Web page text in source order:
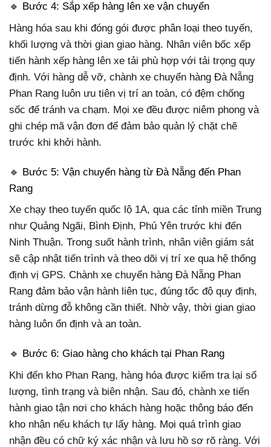
🔹 Bước 4: Sắp xếp hàng lên xe vận chuyển
Hàng hóa sau khi đóng gói được phân loại theo tuyến,
khối lượng và thời gian giao hàng. Nhân viên bốc xếp
tiến hành xếp hàng lên xe tải phù hợp với tải trọng quy
định. Với hàng dễ vỡ, chành xe chuyển hàng Đà Nẵng
Phan Rang luôn ưu tiên vị trí an toàn, có đệm chống
sốc để tránh va chạm. Mọi xe đều được niêm phong và
ghi chép mã vận đơn để đảm bảo quản lý chặt chẽ
trước khi khởi hành.
🔹 Bước 5: Vận chuyển hàng từ Đà Nẵng đến Phan
Rang
Xe chạy theo tuyến quốc lộ 1A, qua các tỉnh miền Trung
như Quảng Ngãi, Bình Định, Phú Yên trước khi đến
Ninh Thuận. Trong suốt hành trình, nhân viên giám sát
sẽ cập nhật tiến trình và theo dõi vị trí xe qua hệ thống
định vị GPS. Chành xe chuyển hàng Đà Nẵng Phan
Rang đảm bảo vận hành liên tục, đúng tốc độ quy định,
tránh dừng đỗ không cần thiết. Nhờ vậy, thời gian giao
hàng luôn ổn định và an toàn.
🔹 Bước 6: Giao hàng cho khách tại Phan Rang
Khi đến kho Phan Rang, hàng hóa được kiểm tra lại số
lượng, tình trạng và biên nhận. Sau đó, chành xe tiến
hành giao tận nơi cho khách hàng hoặc thông báo đến
kho nhận nếu khách tự lấy hàng. Mọi quá trình giao
nhận đều có chữ ký xác nhận và lưu hồ sơ rõ ràng. Với